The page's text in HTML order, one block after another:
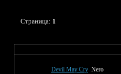
Страница: 1
Devil May Cry Nero